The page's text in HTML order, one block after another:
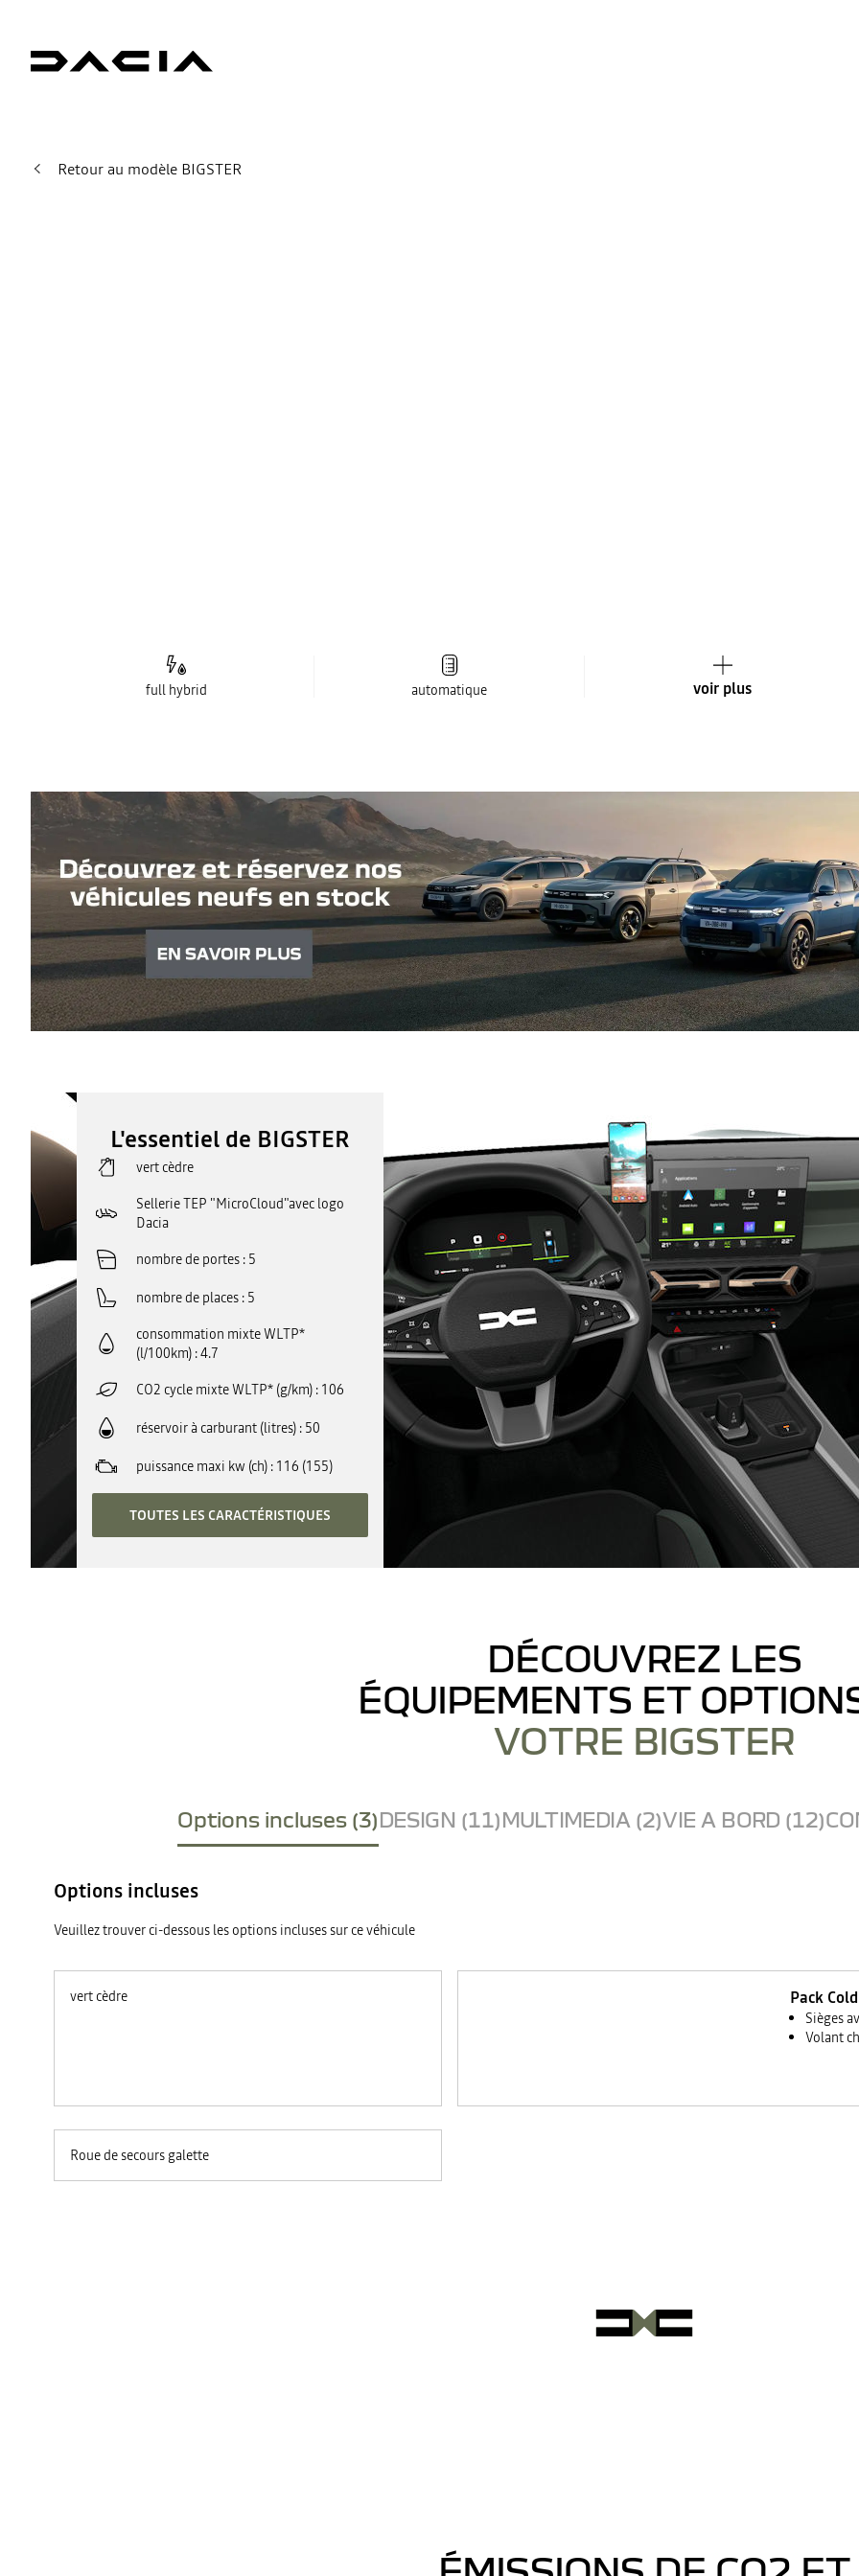
Retour au modèle BIGSTER
full hybrid automatique voir plus
L'essentiel de BIGSTER
vert cèdre
Sellerie TEP "MicroCloud"avec logo
Dacia
nombre de portes 5
nombre de places 5
consommation mixte WLTP*
(l/100km) 4.7
CO2 cycle mixte WLTP* (g/km) 106
réservoir à carburant (litres) 50
puissance maxi kw (ch) 116 (155)
TOUTES LES CARACTÉRISTIQUES
DÉCOUVREZ LES
ÉQUIPEMENTS ET
VOTRE BIGSTER
Options incluses (3)DESIGN (11)MULTIMEDIA (2)VIE A BORD (12)
Options incluses
Veuillez trouver ci-dessous les options incluses sur ce véhicule
vert cèdre Pack
Sièges
Volant
Roue de secours galette